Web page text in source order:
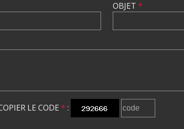
OBJET *
LE CODE * :